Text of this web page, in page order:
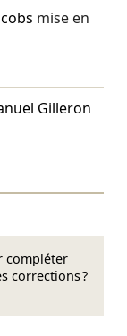
mise en
Gilleron
compléter
corrections ?